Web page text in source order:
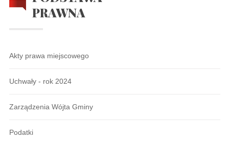
PRAWNA
Akty prawa miejscowego
Uchwały - rok 2024
Zarządzenia Wójta Gminy
Podatki